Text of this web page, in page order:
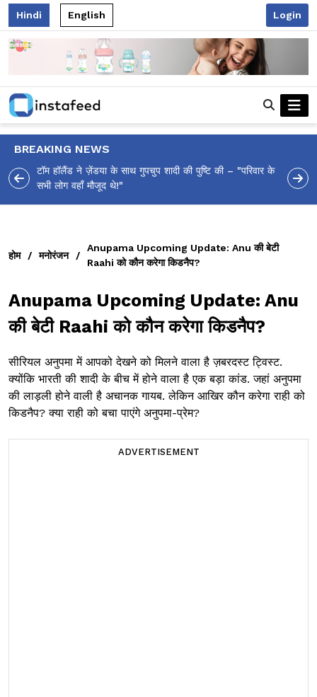
Hindi English Login
BREAKING NEWS
– "परिवार के अर्जेंटीना के 2026 वर्ल्ड कप के पहले मैच में गोल करने के बाद मेसी
भावुक होकर रो पड़े Messi!
होम / मनोरंजन /
Anupama Upcoming Update: Anu की बेटी
Raahi को कौन करेगा किडनैप?
Anupama Upcoming Update: Anu
की बेटी Raahi को कौन करेगा किडनैप?
सीरियल अनुपमा में आपको देखने को मिलने वाला है ज़बरदस्ट ट्विस्ट.
क्योंकि भारती की शादी के बीच में होने वाला है एक बड़ा कांड. जहां अनुपमा
की लाड़ली होने वाली है अचानक गायब. लेकिन आखिर कौन करेगा राही को
किडनैप? क्या राही को बचा पाएंगे अनुपमा-प्रेम?
ADVERTISEMENT